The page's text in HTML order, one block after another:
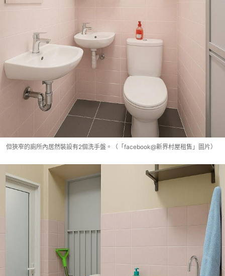
但狹窄的廁所內居然裝設有2個洗手盤。（「facebook@新界村屋租售」圖片）